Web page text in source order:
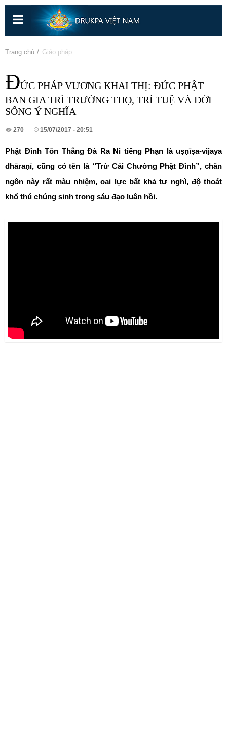
Nhảy
nội
dung
Trang chủ » Giáo pháp
ĐỨC PHÁP VƯƠNG KHAI THỊ: ĐỨC PHẬT
BAN GIA TRÌ TRƯỜNG THỌ, TRÍ TUỆ VÀ ĐỜI
SỐNG Ý NGHĨA
270 15/07/2017 - 20:51
Phật Đỉnh Tôn Thắng Đà Ra Ni tiếng Phạn là uṣṇīṣa-vijaya
dhāraṇī, cũng có tên là ‘’Trừ Cái Chướng Phật Đỉnh”, chân
ngôn này rất màu nhiệm, oai lực bất khả tư nghì, độ thoát
khổ thú chúng sinh trong sáu đạo luân hồi.